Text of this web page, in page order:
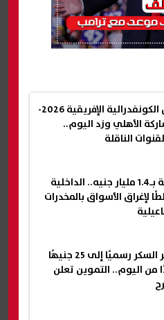
قرعة كأس الكونفدرالية الإفريقية 2026-
بمشاركة الأهلي وزد اليوم..
الناقلة
ضربة أمنية بـ1.4 مليار جنيه.. الداخلية
لإغراق الأسواق بالمخدرات
خفض سعر السكر رسميًا إلى 25 جنيهًا
من اليوم.. التموين تعلن